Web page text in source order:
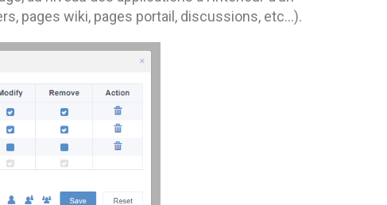
pages wiki, pages portail, discussions, etc…).